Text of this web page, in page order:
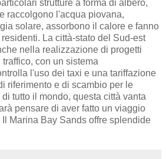
strutture a forma di albero,
raccolgono l'acqua piovana,
solare, assorbono il calore e fanno
La città-stato del Sud-est
nella realizzazione di progetti
con un sistema
l'uso dei taxi e una tariffazione
riferimento e di scambio per le
tutto il mondo, questa città vanta
pensare di aver fatto un viaggio
Il Marina Bay Sands offre splendide